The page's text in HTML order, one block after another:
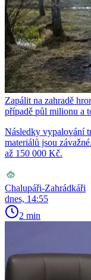
Zapálit na zahradě
případě půl milionu a
Následky vypalování
materiálů jsou
až 150 000 Kč.
Chalupáři-Zahrádkáři
dnes, 14:55
2 min